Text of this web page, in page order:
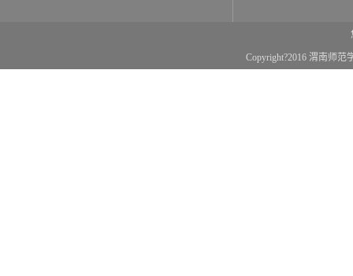
Copyright?2016 渭南师